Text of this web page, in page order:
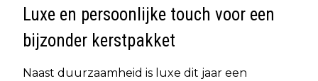
Luxe en persoonlijke touch voor een
bijzonder kerstpakket
Naast duurzaamheid is luxe dit jaar een